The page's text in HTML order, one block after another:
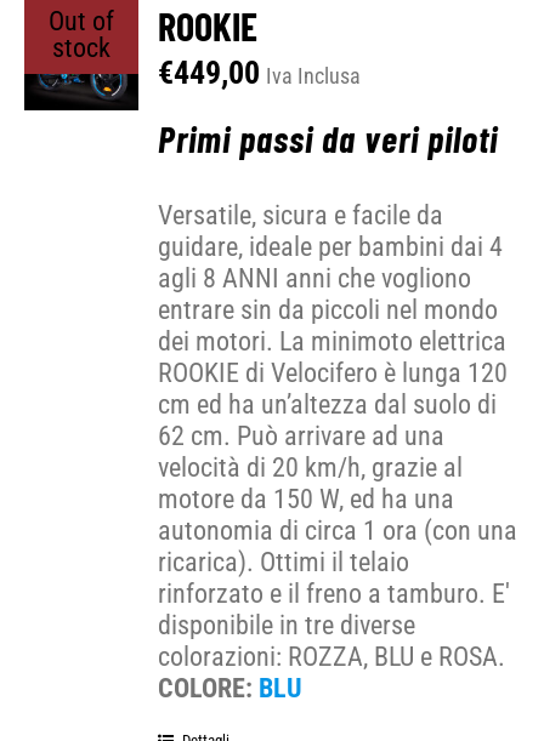
Out of
stock
ROOKIE
€449,00 Iva Inclusa
Primi passi da veri piloti
Versatile, sicura e facile da
guidare, ideale per bambini dai 4
agli 8 ANNI anni che vogliono
entrare sin da piccoli nel mondo
dei motori. La minimoto elettrica
ROOKIE di Velocifero è lunga 120
cm ed ha un’altezza dal suolo di
62 cm. Può arrivare ad una
velocità di 20 km/h, grazie al
motore da 150 W, ed ha una
autonomia di circa 1 ora (con una
ricarica). Ottimi il telaio
rinforzato e il freno a tamburo. E'
disponibile in tre diverse
colorazioni: ROZZA, BLU e ROSA.
COLORE: BLU